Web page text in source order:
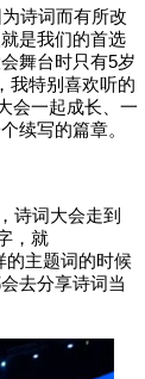
诗词而有所改
是我们的首选
舞台时只有5岁
我特别喜欢听的
会一起成长、一
续写的篇章。
诗词大会走到
，就
的主题词的时候
去分享诗词当